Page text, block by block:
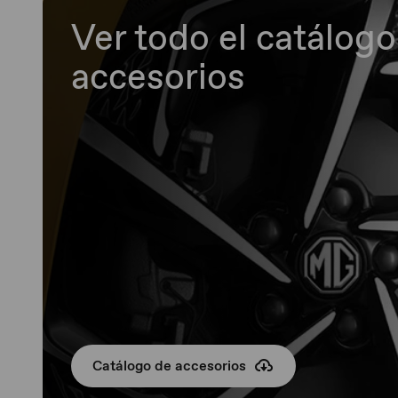
Ver todo el
accesorios
Catálogo de accesorios